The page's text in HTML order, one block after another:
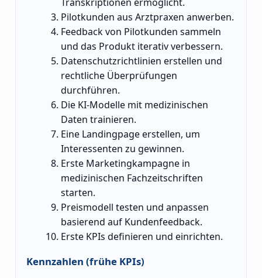
Pilotkunden aus Arztpraxen anwerben.
Feedback von Pilotkunden sammeln
und das Produkt iterativ verbessern.
Datenschutzrichtlinien erstellen und
rechtliche Überprüfungen
durchführen.
Die KI-Modelle mit medizinischen
Daten trainieren.
Eine Landingpage erstellen, um
Interessenten zu gewinnen.
Erste Marketingkampagne in
medizinischen Fachzeitschriften
starten.
Preismodell testen und anpassen
basierend auf Kundenfeedback.
Erste KPIs definieren und einrichten.
Kennzahlen (frühe KPIs)